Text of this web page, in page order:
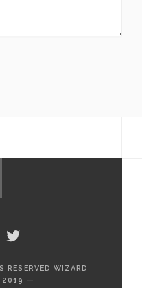
y sitio web en
WIZARD
2019 —